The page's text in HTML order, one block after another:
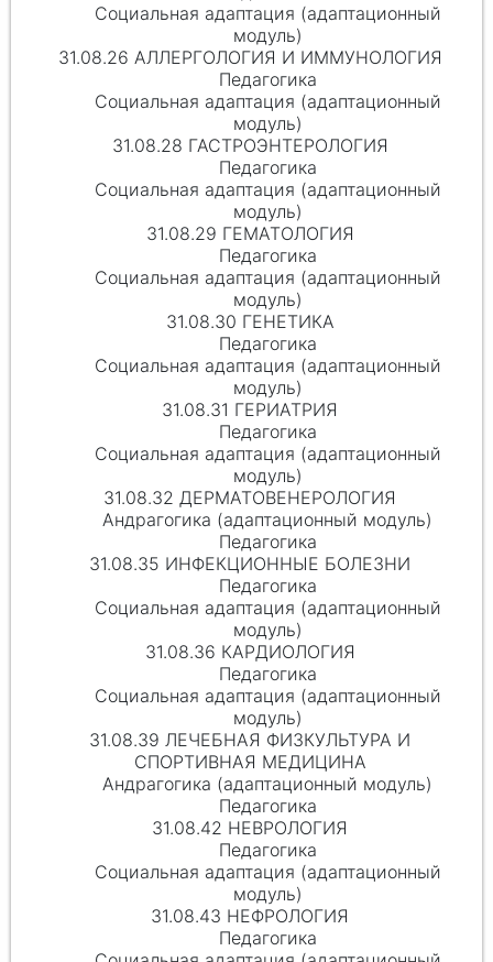
Социальная адаптация (адаптационный
модуль)
31.08.26 АЛЛЕРГОЛОГИЯ И ИММУНОЛОГИЯ
Педагогика
Социальная адаптация (адаптационный
модуль)
31.08.28 ГАСТРОЭНТЕРОЛОГИЯ
Педагогика
Социальная адаптация (адаптационный
модуль)
31.08.29 ГЕМАТОЛОГИЯ
Педагогика
Социальная адаптация (адаптационный
модуль)
31.08.30 ГЕНЕТИКА
Педагогика
Социальная адаптация (адаптационный
модуль)
31.08.31 ГЕРИАТРИЯ
Педагогика
Социальная адаптация (адаптационный
модуль)
31.08.32 ДЕРМАТОВЕНЕРОЛОГИЯ
Андрагогика (адаптационный модуль)
Педагогика
31.08.35 ИНФЕКЦИОННЫЕ БОЛЕЗНИ
Педагогика
Социальная адаптация (адаптационный
модуль)
31.08.36 КАРДИОЛОГИЯ
Педагогика
Социальная адаптация (адаптационный
модуль)
31.08.39 ЛЕЧЕБНАЯ ФИЗКУЛЬТУРА И
СПОРТИВНАЯ МЕДИЦИНА
Андрагогика (адаптационный модуль)
Педагогика
31.08.42 НЕВРОЛОГИЯ
Педагогика
Социальная адаптация (адаптационный
модуль)
31.08.43 НЕФРОЛОГИЯ
Педагогика